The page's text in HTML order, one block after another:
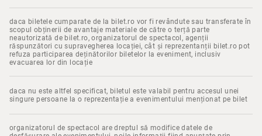
daca biletele cumparate de la bilet.ro vor fi revândute sau transferate în
scopul obținerii de avantaje materiale de către o terță parte
neautorizată de bilet.ro, organizatorul de spectacol, agenții
răspunzători cu supravegherea locației, cât și reprezentanții bilet.ro pot
refuza participarea deținătorilor biletelor la eveniment, inclusiv
evacuarea lor din locație
daca nu este altfel specificat, biletul este valabil pentru accesul unei
singure persoane la o reprezentație a evenimentului menționat pe bilet
organizatorul de spectacol are dreptul să modifice datele de